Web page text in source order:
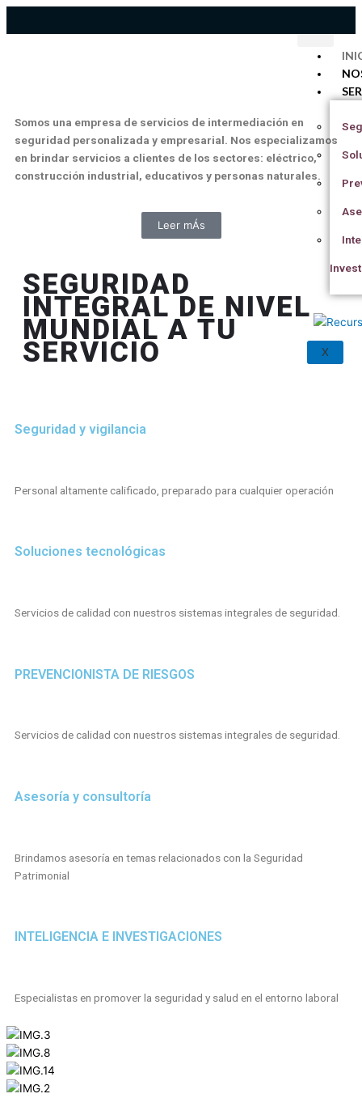
Ir
X
Somos una empresa de servicios de intermediación en
seguridad personalizada y empresarial. Nos especializamos
en brindar servicios a clientes de los sectores: eléctrico,
construcción industrial, educativos y personas naturales.
Leer mÁs
SEGURIDAD
INTEGRAL DE NIVEL
MUNDIAL A TU
SERVICIO
Seguridad y vigilancia
Personal altamente calificado, preparado para cualquier operación
Soluciones tecnológicas
Servicios de calidad con nuestros sistemas integrales de seguridad.
PREVENCIONISTA DE RIESGOS
Servicios de calidad con nuestros sistemas integrales de seguridad.
Asesoría y consultoría
Brindamos asesoría en temas relacionados con la Seguridad
Patrimonial
INTELIGENCIA E INVESTIGACIONES
Especialistas en promover la seguridad y salud en el entorno laboral